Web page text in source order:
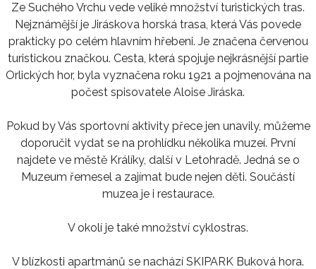
Ze Suchého Vrchu vede veliké množství turistických tras.
Nejznámější je Jiráskova horská trasa, která Vás povede
prakticky po celém hlavním hřebeni. Je značena červenou
turistickou značkou. Cesta, která spojuje nejkrásnější partie
Orlických hor, byla vyznačena roku 1921 a pojmenována na
počest spisovatele Aloise Jiráska.
Pokud by Vás sportovní aktivity přece jen unavily, můžeme
doporučit vydat se na prohlídku několika muzeí. První
najdete ve městě Králíky, další v Letohradě. Jedná se o
Muzeum řemesel a zajímat bude nejen děti. Součástí
muzea je i restaurace.
V okolí je také množství cyklostras.
V blízkosti apartmánů se nachází SKIPARK Buková hora.